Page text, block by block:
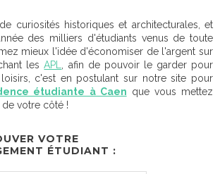
curiosités historiques et architecturales, et
des milliers d'étudiants venus de toute
mieux l'idée d'économiser de l'argent sur
lesAPL
, afin de pouvoir le garder pour
c'est en postulant sur notre site pour
étudiante à Caen que vous mettez
votre côté !
VOTRE
ÉTUDIANT :